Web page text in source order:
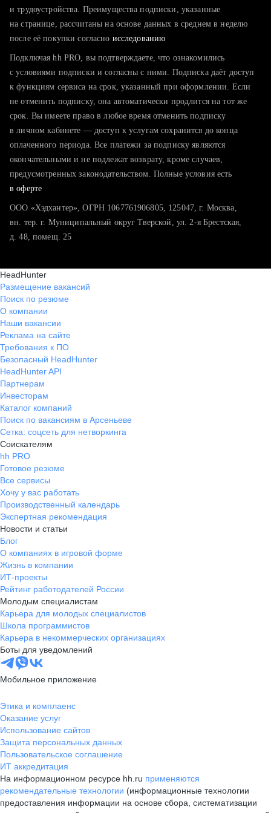
тратите много времени на поиск и вручную поднимаете
хотите сравнить себя с конкурентами и оценить шансы
и трудоустройства. Преимущества подписки, указанные
на странице, рассчитаны на основе данных в среднем в неделю
после её покупки согласно исследованию
Подключая hh PRO, вы подтверждаете, что ознакомились
с условиями подписки и согласны с ними. Подписка даёт доступ
к функциям сервиса на срок, указанный при оформлении. Если
не отменить подписку, она автоматически продлится на тот же
срок. Вы имеете право в любое время отменить подписку
в личном кабинете — доступ к услугам сохранится до конца
оплаченного периода. Все платежи за подписку являются
окончательными и не подлежат возврату, кроме случаев,
предусмотренных законодательством. Полные условия есть
в оферте
ООО «Хэдхантер», ОГРН 1067761906805, 125047, г. Москва,
вн. тер. г. Муниципальный округ Тверской, ул. 2-я Брестская,
д. 48, помещ. 25
HeadHunter
Размещение вакансий
Поиск по резюме
О компании
Наши вакансии
Реклама на сайте
Требования к ПО
Безопасный HeadHunter
HeadHunter API
Партнерам
Инвесторам
Каталог компаний
Поиск по вакансиям в Арсеньеве
Сетка: соцсеть для нетворкинга
Соискателям
hh PRO
Готовое резюме
Все сервисы
Хочу у вас работать
Производственный календарь
Экспертная рекомендация
Новости и статьи
Блог
О компаниях в игровой форме
Жизнь в компании
ИТ-проекты
Рейтинг работодателей России
Молодым специалистам
Карьера для молодых специалистов
Школа программистов
Карьера в некоммерческих организациях
Боты для уведомлений
Мобильное приложение
Этика и комплаенс
Оказание услуг
Использование сайтов
Защита персональных данных
Пользовательское соглашение
ИТ аккредитация
На информационном ресурсе hh.ru применяются
рекомендательные технологии (информационные технологии
предоставления информации на основе сбора, систематизации